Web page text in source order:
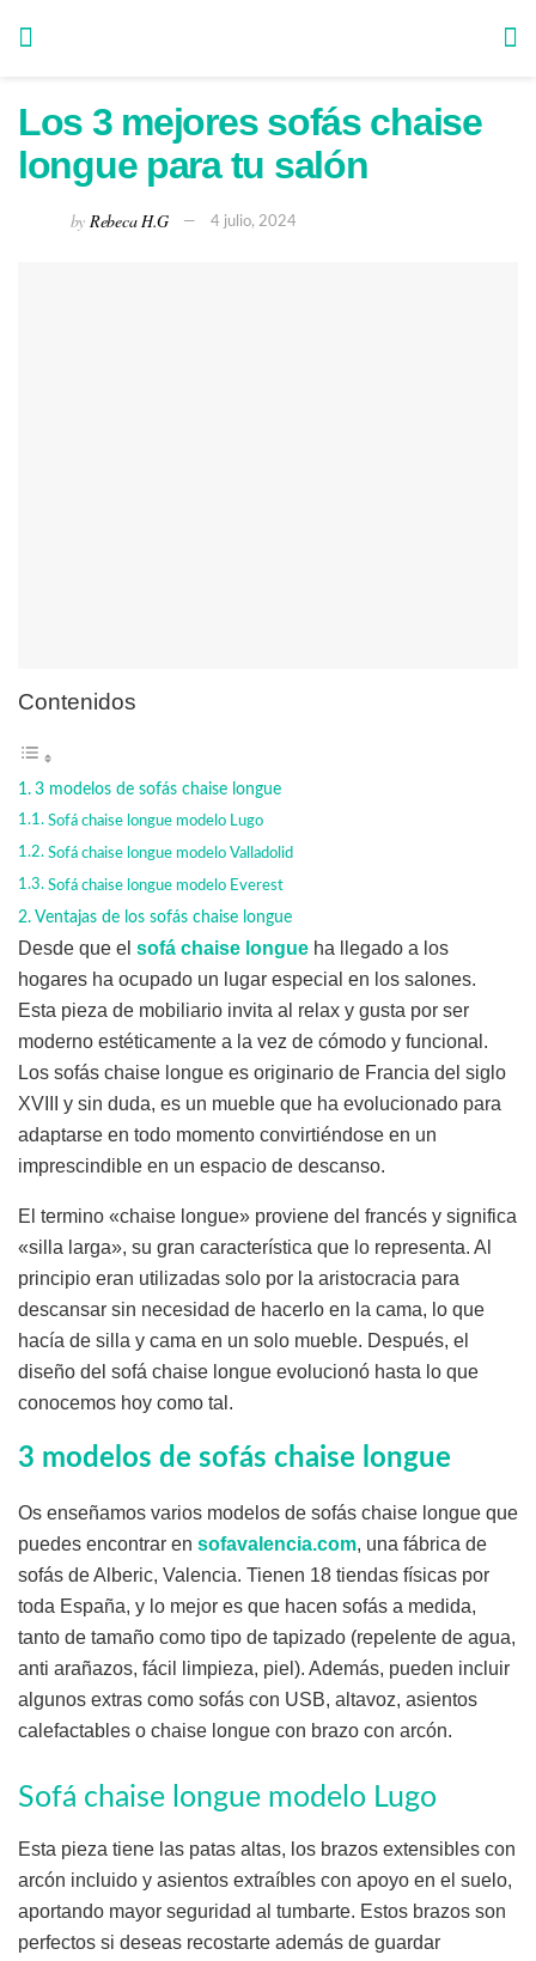
Los 3 mejores sofás chaise
longue para tu salón
by Rebeca H.G 4 julio, 2024
Contenidos
3 modelos de sofás chaise longue
Sofá chaise longue modelo Lugo
Sofá chaise longue modelo Valladolid
Sofá chaise longue modelo Everest
Ventajas de los sofás chaise longue
Desde que el sofá chaise longue ha llegado a los
hogares ha ocupado un lugar especial en los salones.
Esta pieza de mobiliario invita al relax y gusta por ser
moderno estéticamente a la vez de cómodo y funcional.
Los sofás chaise longue es originario de Francia del siglo
XVIII y sin duda, es un mueble que ha evolucionado para
adaptarse en todo momento convirtiéndose en un
imprescindible en un espacio de descanso.
El termino «chaise longue» proviene del francés y significa
«silla larga», su gran característica que lo representa. Al
principio eran utilizadas solo por la aristocracia para
descansar sin necesidad de hacerlo en la cama, lo que
hacía de silla y cama en un solo mueble. Después, el
diseño del sofá chaise longue evolucionó hasta lo que
conocemos hoy como tal.
3 modelos de sofás chaise longue
Os enseñamos varios modelos de sofás chaise longue que
puedes encontrar en sofavalencia.com, una fábrica de
sofás de Alberic, Valencia. Tienen 18 tiendas físicas por
toda España, y lo mejor es que hacen sofás a medida,
tanto de tamaño como tipo de tapizado (repelente de agua,
anti arañazos, fácil limpieza, piel). Además, pueden incluir
algunos extras como sofás con USB, altavoz, asientos
calefactables o chaise longue con brazo con arcón.
Sofá chaise longue modelo Lugo
Esta pieza tiene las patas altas, los brazos extensibles con
arcón incluido y asientos extraíbles con apoyo en el suelo,
aportando mayor seguridad al tumbarte. Estos brazos son
perfectos si deseas recostarte además de guardar